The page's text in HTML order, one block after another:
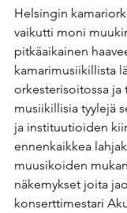
Helsingin
vaikutti moni
pitkäaikainen
kamarimusiikillista
orkesterisoitossa
musiikillisia tyylejä
ja instituutioiden
ennenkaikkea
muusikoiden
näkemykset joita
konserttimestari